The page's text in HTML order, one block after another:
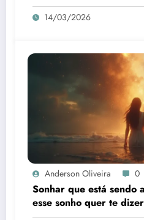
14/03/2026
Anderson Oliveira 0
Sonhar que está sendo
esse sonho quer te